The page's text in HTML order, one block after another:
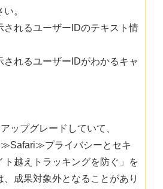
。
されるユーザーIDのテキスト情
されるユーザーIDがわかるキャ
ップグレードしていて、
≫Safari≫プライバシーとセキ
ト越えトラッキングを防ぐ」を
成果対象外となることがあり